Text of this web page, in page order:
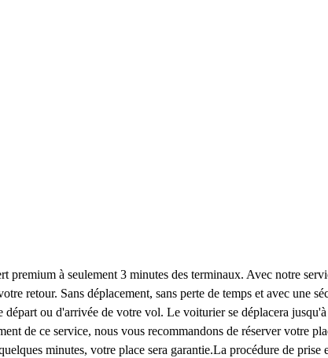
à seulement 3 minutes des terminaux. Avec notre
retour. Sans déplacement, sans perte de temps et avec une
ou d'arrivée de votre vol. Le voiturier se déplacera
de ce service, nous vous recommandons de réserver votre
minutes, votre place sera garantie.La procédure de prise